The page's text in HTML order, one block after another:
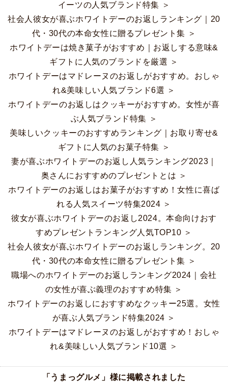
イーツの人気ブランド特集 ＞
社会人彼女が喜ぶホワイトデーのお返しランキング｜20
代・30代の本命女性に贈るプレゼント集 ＞
ホワイトデーは焼き菓子がおすすめ｜お返しする意味&
ギフトに人気のブランドを厳選 ＞
ホワイトデーはマドレーヌのお返しがおすすめ。おしゃ
れ&美味しい人気ブランド6選 ＞
ホワイトデーのお返しはクッキーがおすすめ。女性が喜
ぶ人気ブランド特集 ＞
美味しいクッキーのおすすめランキング｜お取り寄せ&
ギフトに人気のお菓子特集 ＞
妻が喜ぶホワイトデーのお返し人気ランキング2023｜
奥さんにおすすめのプレゼントとは ＞
ホワイトデーのお返しはお菓子がおすすめ！女性に喜ば
れる人気スイーツ特集2024 ＞
彼女が喜ぶホワイトデーのお返し2024。本命向けおす
すめプレゼントランキング人気TOP10 ＞
社会人彼女が喜ぶホワイトデーのお返しランキング。20
代・30代の本命女性に贈るプレゼント集 ＞
職場へのホワイトデーのお返しランキング2024｜会社
の女性が喜ぶ義理のおすすめ特集 ＞
ホワイトデーのお返しにおすすめなクッキー25選。女性
が喜ぶ人気ブランド特集2024 ＞
ホワイトデーはマドレーヌのお返しがおすすめ！おしゃ
れ&美味しい人気ブランド10選 ＞
「うまっグルメ」様に掲載されました